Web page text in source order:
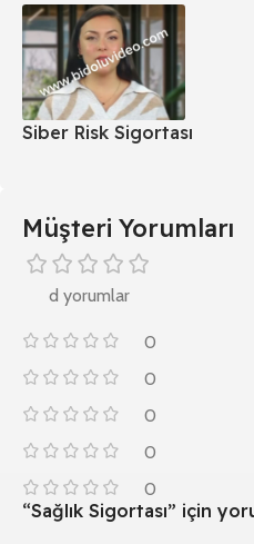
Siber Risk Sigortası
Müşteri Yorumları
d yorumlar
0
0
0
0
0
“Sağlık Sigortası” için